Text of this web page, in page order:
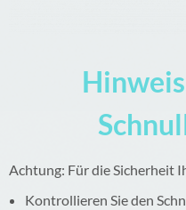
Achtung: Für die Sicherheit
Kontrollieren Sie den